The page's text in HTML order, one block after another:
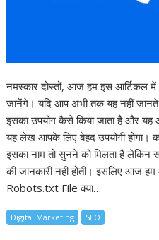
नमस्कार दोस्तों, आज हम इस आर्टिकल
जानेंगे। यदि आप अभी तक यह नहीं
इसका उपयोग कैसे किया जाता है और यह
यह लेख आपके लिए बेहद उपयोगी होगा।
इसका नाम तो सुनने को मिलता है
की जानकारी नहीं होती। इसलिए आज
Robots.txt File क्या…
Digital Marketing SEO